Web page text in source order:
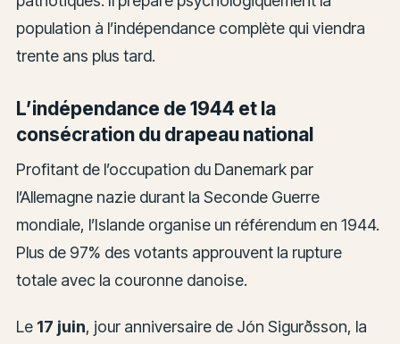
population à l’indépendance complète qui viendra
trente ans plus tard.
L’indépendance de 1944 et la
consécration du drapeau national
Profitant de l’occupation du Danemark par
l’Allemagne nazie durant la Seconde Guerre
mondiale, l’Islande organise un référendum en 1944.
Plus de 97% des votants approuvent la rupture
totale avec la couronne danoise.
Le 17 juin, jour anniversaire de Jón Sigurðsson, la